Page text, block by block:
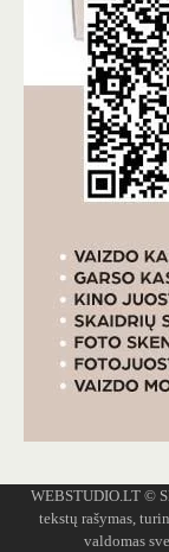
WEBSTUDIO.LT ©
tekstų rašymas,
valdomas